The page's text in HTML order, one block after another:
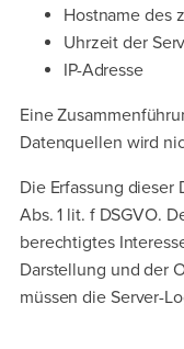
Hostname des
Uhrzeit der
IP-Adresse
Eine
Datenquellen wird
Die Erfassung
Abs. 1 lit. f DSGVO.
berechtigtes
Darstellung und der
müssen die Server-